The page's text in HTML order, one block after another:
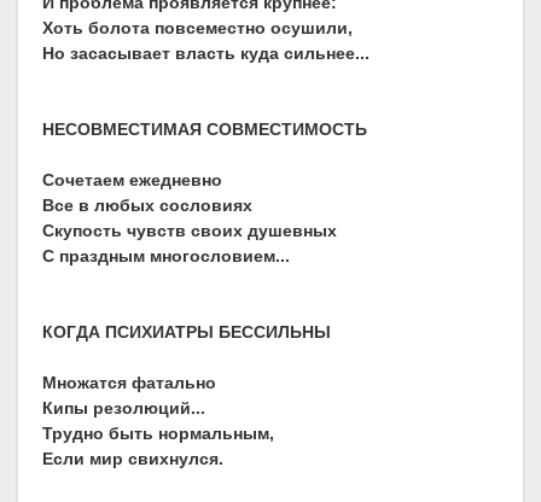
Хоть болота повсеместно осушили,
Но засасывает власть куда сильнее...
НЕСОВМЕСТИМАЯ СОВМЕСТИМОСТЬ
Сочетаем ежедневно
Все в любых сословиях
Скупость чувств своих душевных
С праздным многословием...
КОГДА ПСИХИАТРЫ БЕССИЛЬНЫ
Множатся фатально
Кипы резолюций...
Трудно быть нормальным,
Если мир свихнулся.